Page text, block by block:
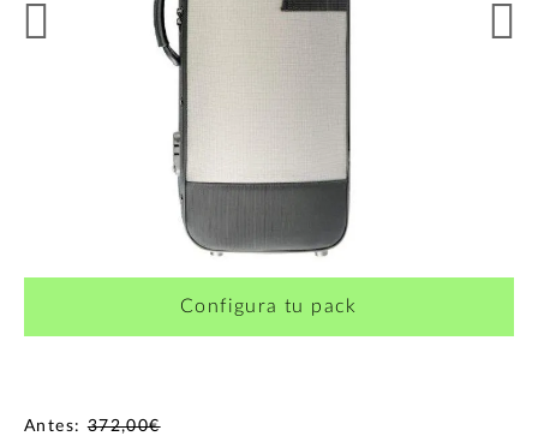
Configura tu pack
Antes:372,00€